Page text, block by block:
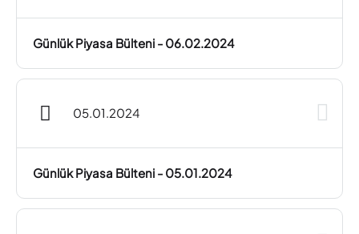
Günlük Piyasa Bülteni - 06.02.2024
05.01.2024
Günlük Piyasa Bülteni - 05.01.2024